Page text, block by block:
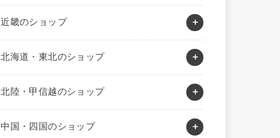
近畿のショップ
北海道・東北のショップ
北陸・甲信越のショップ
中国・四国のショップ